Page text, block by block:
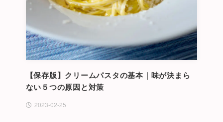
【保存版】クリームパスタの基本｜味が決まら
ない５つの原因と対策
2023-02-25